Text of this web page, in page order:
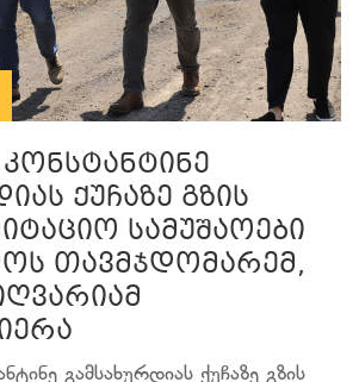
ქუჩაზე გზის
სამუშაოები
თავმჯდომარემ,
გამსახურდიას ქუჩაზე გზის